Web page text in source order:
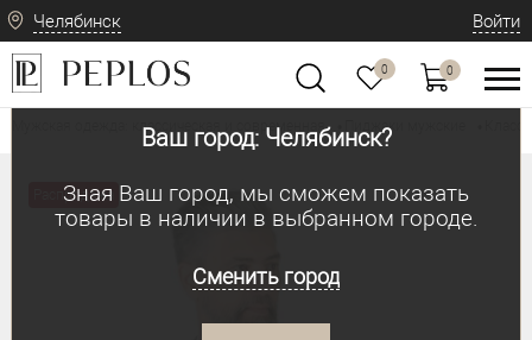
Челябинск
Ваш город: Челябинск?
Зная Ваш город, мы сможем показать
товары в наличии в выбранном городе.
Сменить город
Войти
0 0
Мужская одежда: классическая и современная Пиджаки мужские
Распродажа